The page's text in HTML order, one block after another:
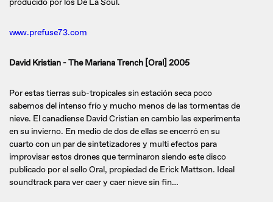
producido por los De La Soul.
www.prefuse73.com
David Kristian - The Mariana Trench [Oral] 2005
Por estas tierras sub-tropicales sin estación seca poco
sabemos del intenso frío y mucho menos de las tormentas de
nieve. El canadiense David Cristian en cambio las experimenta
en su invierno. En medio de dos de ellas se encerró en su
cuarto con un par de sintetizadores y multi efectos para
improvisar estos drones que terminaron siendo este disco
publicado por el sello Oral, propiedad de Erick Mattson. Ideal
soundtrack para ver caer y caer nieve sin fin…